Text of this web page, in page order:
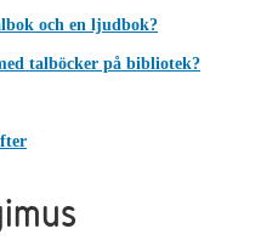
och en ljudbok?
talböcker på bibliotek?